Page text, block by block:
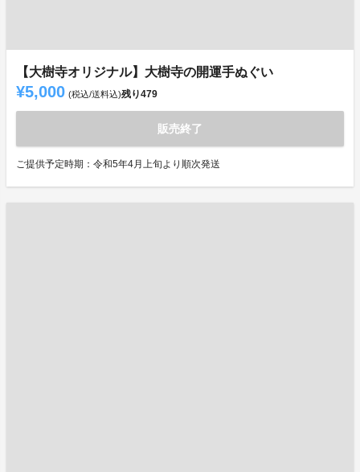
【大樹寺オリジナル】大樹寺の開運手ぬぐい
¥5,000 (税込/送料込)残り479
販売終了
ご提供予定時期：令和5年4月上旬より順次発送